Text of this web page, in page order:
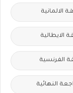
الالمانية
الايطالية
الفرنسية
النهائية